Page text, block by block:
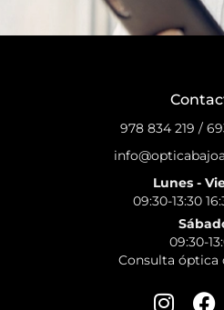
978 834 219 /
Lunes -
09:30-13:30
09:30-
Consulta óptica